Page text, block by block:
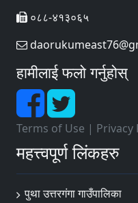
०८८-४१३०६५
हामीलाई फलो गर्नुहोस्
Terms of Use | Privacy
महत्त्वपूर्ण लिंकहरु
पुथा उत्तरगंगा गाउँपालिका